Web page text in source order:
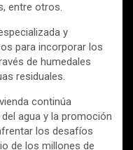
entre otros.
y
para incorporar los
de humedales
residuales.
continúa
agua y la promoción
los desafíos
de los millones de